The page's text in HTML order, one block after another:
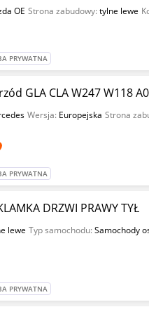
OE Strona zabudowy:tylne lewe
PRYWATNA
GLA CLA W247 W118
Wersja: Europejska Strona
PRYWATNA
DRZWI PRAWY TYŁ
lewe Typ samochodu:Samochody
PRYWATNA